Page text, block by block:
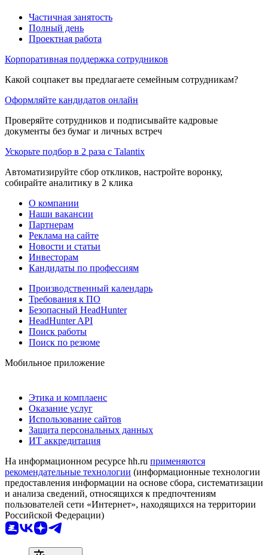
Частичная занятость
Полный день
Проектная работа
Корпоративная поддержка сотрудников
Какой соцпакет вы предлагаете семейным сотрудникам?
Оформляйте кандидатов онлайн
Проверяйте сотрудников и подписывайте кадровые
документы без бумаг и личных встреч
Ускорьте подбор в 2 раза с Talantix
Автоматизируйте сбор откликов, настройте воронку,
собирайте аналитику в 2 клика
О компании
Наши вакансии
Партнерам
Реклама на сайте
Новости и статьи
Инвесторам
Кандидаты по профессиям
Производственный календарь
Требования к ПО
Безопасный HeadHunter
HeadHunter API
Поиск работы
Поиск по резюме
Мобильное приложение
Этика и комплаенс
Оказание услуг
Использование сайтов
Защита персональных данных
ИТ аккредитация
На информационном ресурсе hh.ru применяются
рекомендательные технологии (информационные технологии
предоставления информации на основе сбора, систематизации
и анализа сведений, относящихся к предпочтениям
пользователей сети «Интернет», находящихся на территории
Российской Федерации)